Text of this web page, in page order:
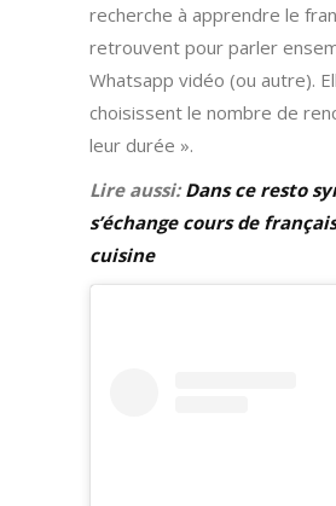
recherche à apprendre le
retrouvent pour parler
Whatsapp vidéo (ou autre).
choisissent le nombre de
leur durée ».
Lire aussi:Dans ce resto
s’échange cours de
cuisine